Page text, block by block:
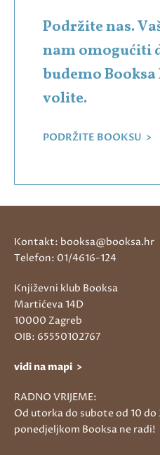
Podržite nas.
nam omogućiti
budemo
volite.
PODRŽITE BOOKSU >
Kontakt: booksa@booksa.hr
Telefon: 01/4616-124
Književni klub Booksa
Martićeva 14D
10000 Zagreb
OIB: 65550102767
vidi na mapi >
RADNO VRIJEME:
Od utorka do subote od 10
ponedjeljkom Booksa ne radi!